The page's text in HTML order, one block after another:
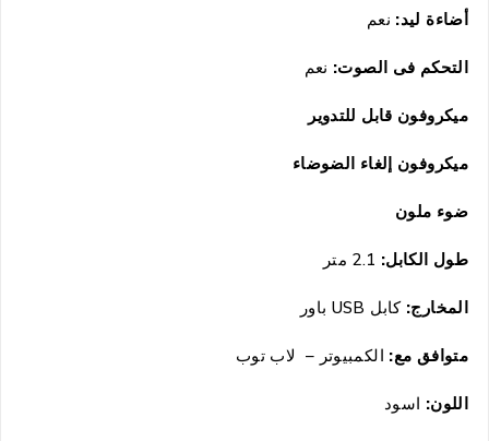
أضاءة ليد: نعم
التحكم فى الصوت:نعم
ميكروفون قابل للتدوير
ميكروفون إلغاء الضوضاء
ضوء ملون
طول الكابل: 2.1 متر
المخارج: كابل USB باور
متوافق مع:الكمبيوتر – لاب توب
اللون:اسود